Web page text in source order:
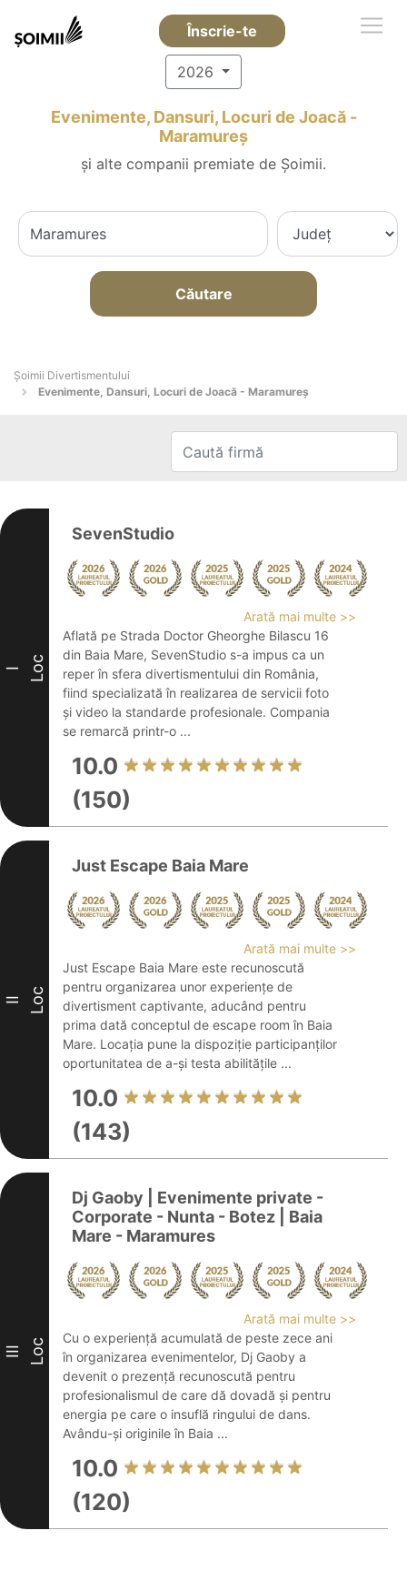
Înscrie-te
2026
Evenimente, Dansuri, Locuri de Joacă -
Maramureş
și alte companii premiate de Șoimii.
Căutare
Şoimii Divertismentului
Evenimente, Dansuri, Locuri de Joacă - Maramureş
I Loc
SevenStudio
Arată mai multe >>
Aflată pe Strada Doctor Gheorghe Bilascu 16
din Baia Mare, SevenStudio s-a impus ca un
reper în sfera divertismentului din România,
fiind specializată în realizarea de servicii foto
și video la standarde profesionale. Compania
se remarcă printr-o ...
10.0
(150)
II Loc
Just Escape Baia Mare
Arată mai multe >>
Just Escape Baia Mare este recunoscută
pentru organizarea unor experiențe de
divertisment captivante, aducând pentru
prima dată conceptul de escape room în Baia
Mare. Locația pune la dispoziție participanților
oportunitatea de a-și testa abilitățile ...
10.0
(143)
III Loc
Dj Gaoby | Evenimente private -
Corporate - Nunta - Botez | Baia
Mare - Maramures
Arată mai multe >>
Cu o experiență acumulată de peste zece ani
în organizarea evenimentelor, Dj Gaoby a
devenit o prezență recunoscută pentru
profesionalismul de care dă dovadă și pentru
energia pe care o insuflă ringului de dans.
Avându-și originile în Baia ...
10.0
(120)